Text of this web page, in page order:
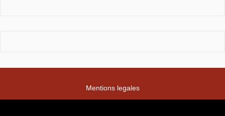
Mentions legales